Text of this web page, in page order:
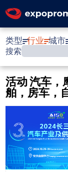
类型 行业 城市
搜索
活动 汽车，
舶，房车，